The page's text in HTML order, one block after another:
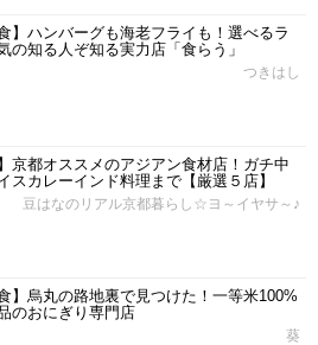
】ハンバーグも海老フライも！選べるラ
の知る人ぞ知る実力店「食らう」
つきはし
京都オススメのアジアン食材店！ガチ中
スカレーインド料理まで【厳選５店】
豆はなのリアル京都暮らし☆ヨ～イヤサ～♪
】烏丸の路地裏で見つけた！一等米100%
のおにぎり専門店
葵